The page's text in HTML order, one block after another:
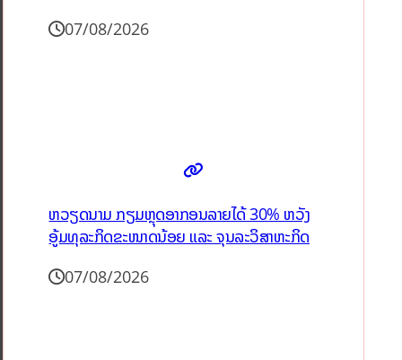
07/08/2026
ຫວຽດນາມ ກຽມຫຼຸດອາກອນລາຍໄດ້ 30% ຫວັງ
ອູ້ມທຸລະກິດຂະໜາດນ້ອຍ ແລະ ຈຸນລະວິສາຫະກິດ
07/08/2026